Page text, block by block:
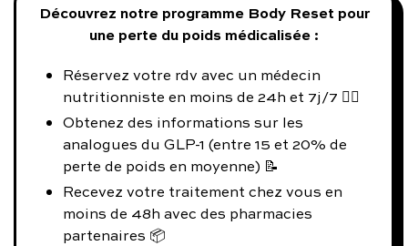
Découvrez notre programme Body Reset pour
une perte du poids médicalisée :
Réservez votre rdv avec un médecin
nutritionniste en moins de 24h et 7j/7 👨‍⚕️
Obtenez des informations sur les
analogues du GLP-1 (entre 15 et 20% de
perte de poids en moyenne) 📝
Recevez votre traitement chez vous en
moins de 48h avec des pharmacies
partenaires 📦